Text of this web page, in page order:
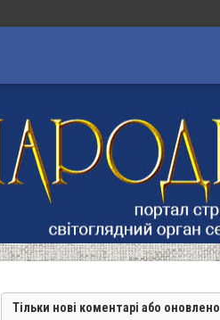
Тільки нові коментарі або оновлено